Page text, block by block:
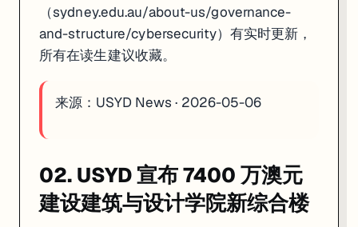
（sydney.edu.au/about-us/governance-
and-structure/cybersecurity）有实时更新，
所有在读生建议收藏。
来源： USYD News · 2026-05-06
02. USYD 宣布 7400 万澳元
建设建筑与设计学院新综合楼